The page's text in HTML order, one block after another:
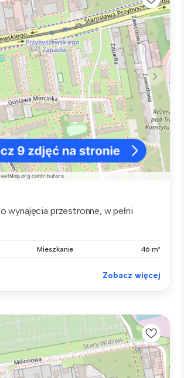
wynajęcia przestronne, w pełni
Mieszkanie 46 m²
Zobacz więcej